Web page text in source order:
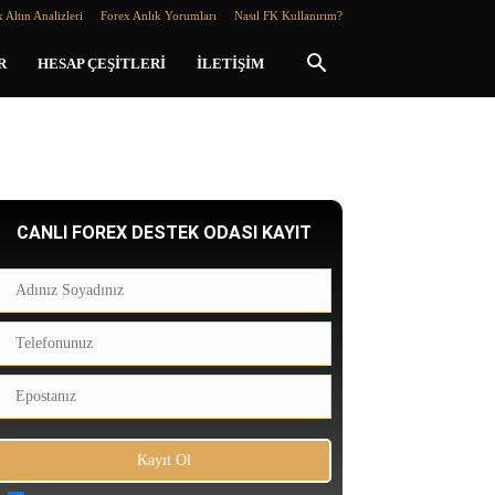
Altın Analizleri Forex Anlık Yorumları Nasıl FK Kullanırım?
HESAP ÇEŞITLERI İLETIŞIM
CANLI FOREX DESTEK ODASI KAYIT